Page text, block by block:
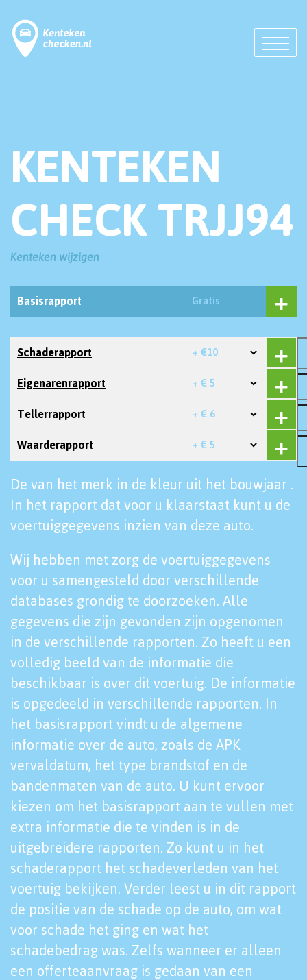
KENTEKEN
CHECK TRJJ94
Kenteken wijzigen
Basisrapport Gratis
Schaderapport + €10
Eigenarenrapport + € 5
Tellerrapport + € 6
Waarderapport + € 5
De van het merk in de kleur uit het bouwjaar .
In het rapport dat voor u klaarstaat kunt u de
voertuiggegevens inzien van deze auto.
Wij hebben met zorg de voertuiggegevens
voor u samengesteld door verschillende
databases grondig te doorzoeken. Alle
gegevens die zijn gevonden zijn opgenomen
in de verschillende rapporten. Zo heeft u een
volledig beeld van de informatie die
beschikbaar is over dit voertuig. De informatie
is opgedeeld in verschillende rapporten. In
het basisrapport vindt u de algemene
informatie over de auto, zoals de APK
vervaldatum, het type brandstof en de
bandenmaten van de auto. U kunt ervoor
kiezen om het basisrapport aan te vullen met
extra informatie die te vinden is in de
uitgebreidere rapporten. Zo kunt u in het
schaderapport het schadeverleden van het
voertuig bekijken. Verder leest u in dit rapport
de positie van de schade op de auto, om wat
voor schade het ging en wat het
schadebedrag was. Zelfs wanneer er alleen
een offerteaanvraag is gedaan van een